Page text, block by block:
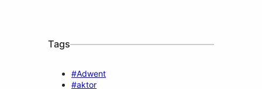
Tags
#Adwent
#aktor